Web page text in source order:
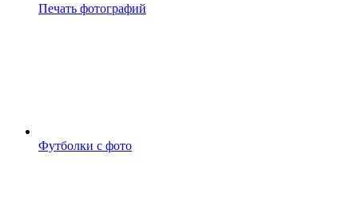
Печать фотографий
Футболки с фото